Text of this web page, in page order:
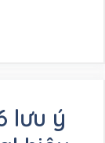
lưu ý